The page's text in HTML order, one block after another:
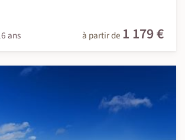
ans
à partir de 1 179 €